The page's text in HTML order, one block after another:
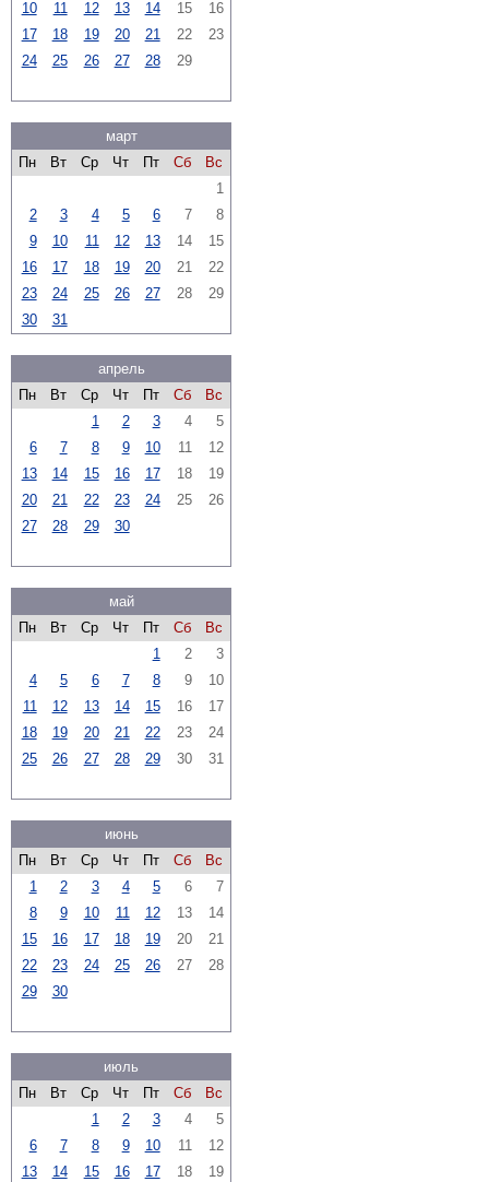
10 11 12 13 14 15
16
17
18 19 20 21 22
23
24
25 26 27 28 29
март
Пн
Вт Ср Чт Пт Сб
Вс
1
2
3 4 5 6 7
8
9
10 11 12 13 14
15
16
17 18 19 20 21
22
23
24 25 26 27 28
29
30
31
апрель
Пн
Вт Ср Чт Пт Сб
Вс
1
2 3 4
5
6
7 8 9 10 11
12
13
14 15 16 17 18
19
20
21 22 23 24 25
26
27
28 29 30
май
Пн
Вт Ср Чт Пт Сб
Вс
1
2
3
4
5 6 7 8 9
10
11
12 13 14 15 16
17
18
19 20 21 22 23
24
25
26 27 28 29 30 31
июнь
Пн
Вт Ср Чт Пт Сб
Вс
1
2 3 4 5 6
7
8
9 10 11 12 13
14
15
16 17 18 19 20
21
22
23 24 25 26 27
28
29
30
июль
Пн
Вт Ср Чт Пт Сб
Вс
1
2 3 4
5
6
7 8 9 10 11
12
13
14 15 16 17 18
19